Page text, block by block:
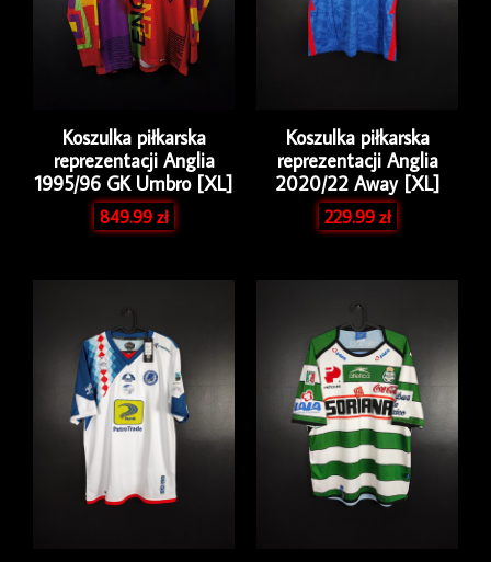
Koszulka piłkarska
reprezentacji Anglia
1995/96 GK Umbro [XL]
849.99zł
Koszulka piłkarska
reprezentacji Anglia
2020/22 Away [XL]
229.99zł